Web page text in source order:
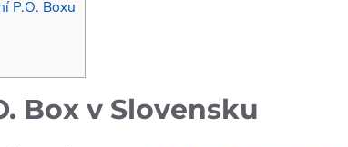
P.O. Boxu
Box v Slovensku